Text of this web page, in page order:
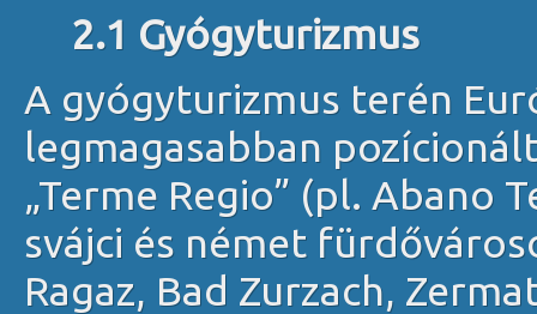
2.1 Gyógyturizmus
A gyógyturizmus terén
legmagasabban
„Terme Regio” (pl. Abano
svájci és német
Ragaz, Bad Zurzach,